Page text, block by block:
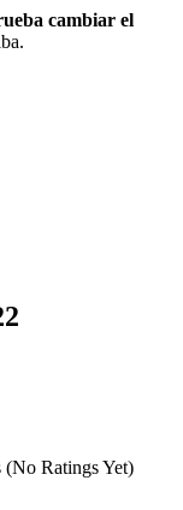
cambiar el
(No Ratings Yet)